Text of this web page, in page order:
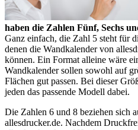
haben die Zahlen Fünf, Sechs
Ganz einfach, die Zahl 5 steht für
denen die Wandkalender von
können. Ein Format alleine wäre
Wandkalender sollen sowohl auf
Flächen gut passen. Bei dieser
jeden das passende Modell dabei.
Die Zahlen 6 und 8 beziehen sich
allesdrucker.de. Nachdem